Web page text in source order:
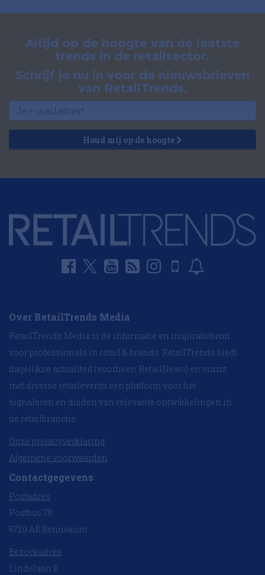
Altijd op de hoogte van de laatste
trends in de retailsector.
Schrijf je nu in voor de nieuwsbrieven
van RetailTrends.
Houd mij op de hoogte
Over RetailTrends Media
RetailTrends Media is dé informatie en inspiratiebron
voor professionals in retail & brands. RetailTrends biedt
dagelijkse actualiteit (voorheen RetailNews) en vormt
met diverse retailevents een platform voor het
signaleren en duiden van relevante ontwikkelingen in
de retailbranche.
Onze privacyverklaring
Algemene voorwaarden
Contactgegevens
Postadres
Postbus 78
6720 AB Bennekom
Bezoekadres
Lindelaan 8